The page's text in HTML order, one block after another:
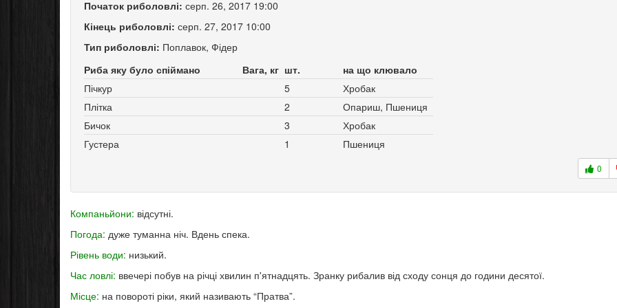
Початок риболовлі: серп. 26, 2017 19:00
Кінець риболовлі: серп. 27, 2017 10:00
Тип риболовлі: Поплавок, Фідер
Риба яку було спіймано
Вага, кг шт.
на що клювало
Пічкур
5
Хробак
Плітка
2
Опариш, Пшениця
Бичок
3
Хробак
Густера
1 Пшениця
0
Компаньйони: відсутні.
Погода: дуже туманна ніч. Вдень спека.
Рівень води: низький.
Час ловлі: ввечері побув на річці хвилин п'ятнадцять. Зранку рибалив від сходу сонця до години десятої.
Місце: на повороті ріки, який називають “Пратва”.